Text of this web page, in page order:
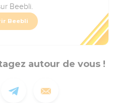
Beebli.
Beebli
autour de vous !